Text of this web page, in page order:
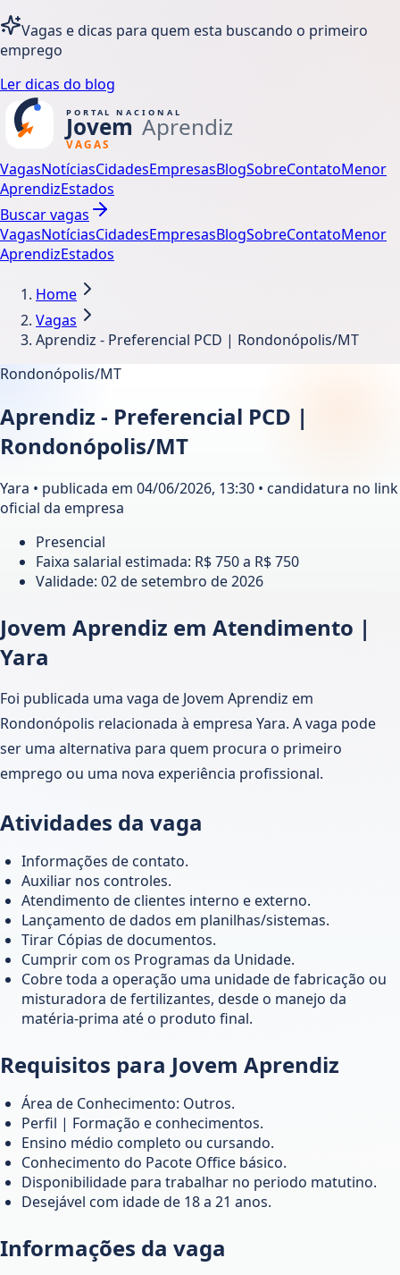
Vagas e dicas para quem esta buscando o primeiro
emprego
Ler dicas do blog
VagasNotíciasCidadesEmpresasBlogSobreContatoMenor
AprendizEstados
Buscar vagas
VagasNotíciasCidadesEmpresasBlogSobreContatoMenor
AprendizEstados
Home
Vagas
Aprendiz - Preferencial PCD | Rondonópolis/MT
Rondonópolis/MT
Aprendiz - Preferencial PCD |
Rondonópolis/MT
Yara • publicada em 04/06/2026, 13:30 • candidatura no link
oficial da empresa
Presencial
Faixa salarial estimada: R$ 750 a R$ 750
Validade: 02 de setembro de 2026
Jovem Aprendiz em Atendimento |
Yara
Foi publicada uma vaga de Jovem Aprendiz em
Rondonópolis relacionada à empresa Yara. A vaga pode
ser uma alternativa para quem procura o primeiro
emprego ou uma nova experiência profissional.
Atividades da vaga
Informações de contato.
Auxiliar nos controles.
Atendimento de clientes interno e externo.
Lançamento de dados em planilhas/sistemas.
Tirar Cópias de documentos.
Cumprir com os Programas da Unidade.
Cobre toda a operação uma unidade de fabricação ou
misturadora de fertilizantes, desde o manejo da
matéria-prima até o produto final.
Requisitos para Jovem Aprendiz
Área de Conhecimento: Outros.
Perfil | Formação e conhecimentos.
Ensino médio completo ou cursando.
Conhecimento do Pacote Office básico.
Disponibilidade para trabalhar no periodo matutino.
Desejável com idade de 18 a 21 anos.
Informações da vaga